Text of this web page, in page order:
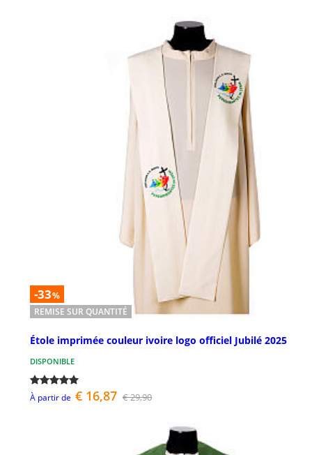
-33%
REMISE SUR QUANTITÉ
Étole imprimée couleur ivoire logo officiel Jubilé 2025
DISPONIBLE
À partir de € 16,87 € 29,90